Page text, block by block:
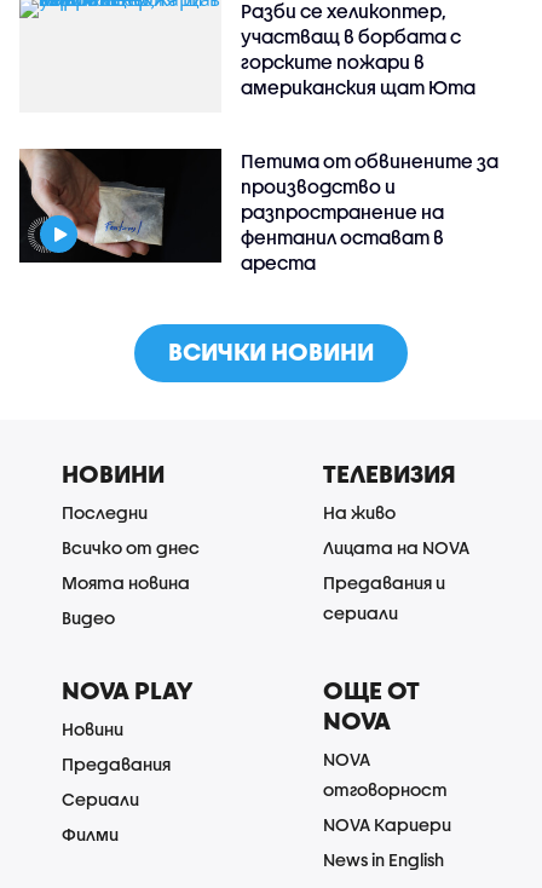
Разби се хеликоптер,
участващ в борбата с
горските пожари в
американския щат Юта
Петима от обвинените за
производство и
разпространение на
фентанил остават в
ареста
ВСИЧКИ НОВИНИ
НОВИНИ
Последни
Всичко от днес
Моята новина
Видео
ТЕЛЕВИЗИЯ
На живо
Лицата на NOVA
Предавания и
сериали
NOVA PLAY
Новини
Предавания
Сериали
Филми
ОЩЕ ОТ
NOVA
NOVA
отговорност
NOVA Кариери
News in English